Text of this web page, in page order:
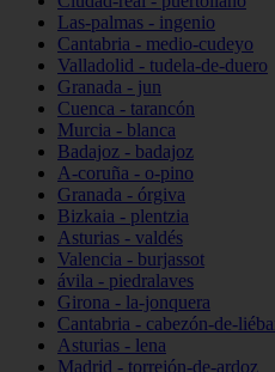
Las-palmas - ingenio
Cantabria - medio-cudeyo
Valladolid - tudela-de-duero
Granada - jun
Cuenca - tarancón
Murcia - blanca
Badajoz - badajoz
A-coruña - o-pino
Granada - órgiva
Bizkaia - plentzia
Asturias - valdés
Valencia - burjassot
ávila - piedralaves
Girona - la-jonquera
Cantabria - cabezón-de-
Asturias - lena
Madrid - torrejón-de-ardoz